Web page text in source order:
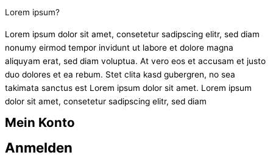
Lorem ipsum?
Lorem ipsum dolor sit amet, consetetur sadipscing elitr, sed diam
nonumy eirmod tempor invidunt ut labore et dolore magna
aliquyam erat, sed diam voluptua. At vero eos et accusam et justo
duo dolores et ea rebum. Stet clita kasd gubergren, no sea
takimata sanctus est Lorem ipsum dolor sit amet. Lorem ipsum
dolor sit amet, consetetur sadipscing elitr, sed diam
Mein Konto
Anmelden